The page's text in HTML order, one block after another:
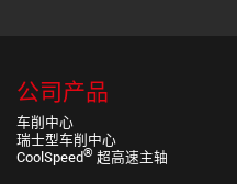
公司产品
车削中心
瑞士型车削中心
CoolSpeed® 超高速主轴